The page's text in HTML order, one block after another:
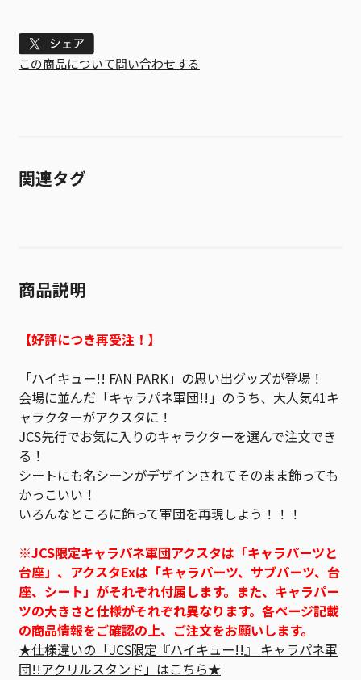
Tweet
この商品について問い合わせする
関連タグ
商品説明
【好評につき再受注！】
「ハイキュー!! FAN PARK」の思い出グッズが登場！
会場に並んだ「キャラパネ軍団!!」のうち、大人気41キ
ャラクターがアクスタに！
JCS先行でお気に入りのキャラクターを選んで注文でき
る！
シートにも名シーンがデザインされてそのまま飾っても
かっこいい！
いろんなところに飾って軍団を再現しよう！！！
※JCS限定キャラパネ軍団アクスタは「キャラパーツと
台座」、アクスタExは「キャラパーツ、サブパーツ、台
座、シート」がそれぞれ付属します。また、キャラパー
ツの大きさと仕様がそれぞれ異なります。各ページ記載
の商品情報をご確認の上、ご注文をお願いします。
★仕様違いの「JCS限定『ハイキュー!!』 キャラパネ軍
団!!アクリルスタンド」はこちら★